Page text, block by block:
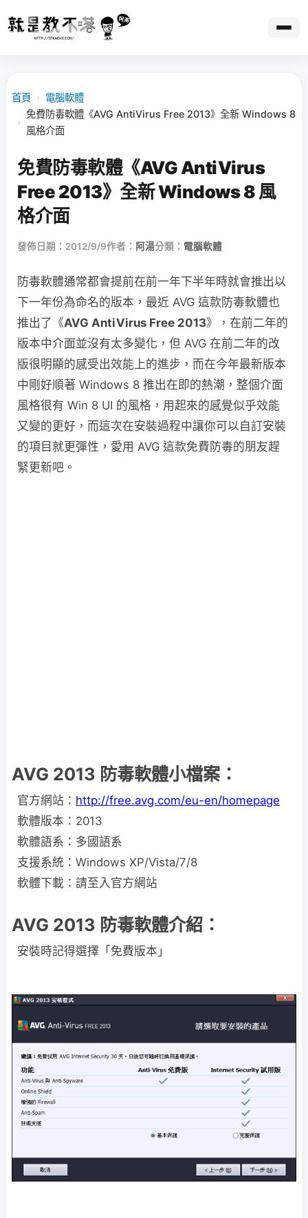
首頁 › 電腦軟體
›
免費防毒軟體《AVG AntiVirus Free 2013》全新 Windows 8
風格介面
免費防毒軟體《AVG AntiVirus
Free 2013》全新 Windows 8 風
格介面
發佈日期：2012/9/9作者： 阿湯分類： 電腦軟體
防毒軟體通常都會提前在前一年下半年時就會推出以
下一年份為命名的版本，最近 AVG 這款防毒軟體也
推出了《AVG AntiVirus Free 2013》，在前二年的
版本中介面並沒有太多變化，但 AVG 在前二年的改
版很明顯的感受出效能上的進步，而在今年最新版本
中剛好順著 Windows 8 推出在即的熱潮，整個介面
風格很有 Win 8 UI 的風格，用起來的感覺似乎效能
又變的更好，而這次在安裝過程中讓你可以自訂安裝
的項目就更彈性，愛用 AVG 這款免費防毒的朋友趕
緊更新吧。
AVG 2013 防毒軟體小檔案：
官方網站： http://free.avg.com/eu-en/homepage
軟體版本：2013
軟體語系：多國語系
支援系統：Windows XP/Vista/7/8
軟體下載：請至入官方網站
AVG 2013 防毒軟體介紹：
安裝時記得選擇「免費版本」